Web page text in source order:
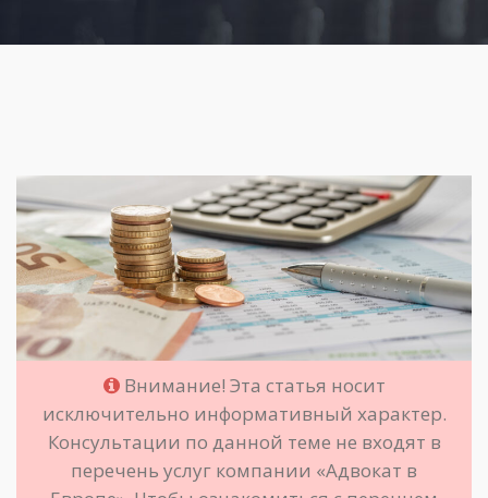
Внимание! Эта статья носит
исключительно информативный характер.
Консультации по данной теме не входят в
перечень услуг компании «Адвокат в